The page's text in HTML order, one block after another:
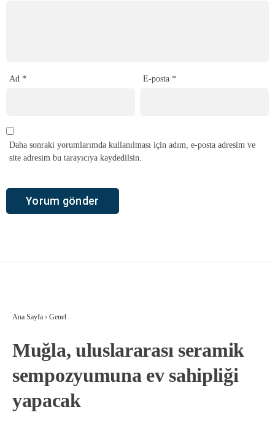
Ad * E-posta *
Daha sonraki yorumlarımda kullanılması için adım, e-posta adresim ve
site adresim bu tarayıcıya kaydedilsin.
Ana Sayfa › Genel
Muğla, uluslararası seramik
sempozyumuna ev sahipliği
yapacak